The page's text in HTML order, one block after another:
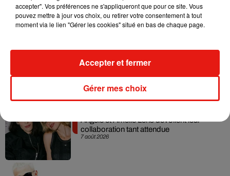
Musique
7 août 2026
RÜFÜS DU SOL annonce un nouvel
album après sa tournée mondiale
7 août 2026
Angèle et Amélie Lens dévoilent leur
collaboration tant attendue
accepter". Vos préférences ne s'appliqueront que pour ce site. Vous
pouvez mettre à jour vos choix, ou retirer votre consentement à tout
moment via le lien "Gérer les cookies" situé en bas de chaque page.
Gérer mes choix
Accepter et fermer